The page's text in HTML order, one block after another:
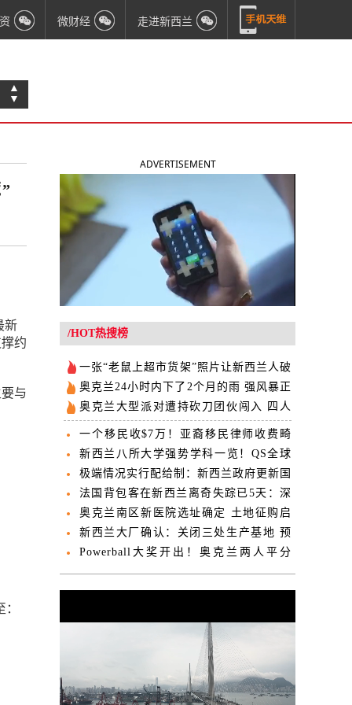
微财经 走进新西兰
▲
▼
新
约
与
ADVERTISEMENT
/HOT热搜榜
一张“老鼠上超市货架”照片让新西兰人破
防…罚单开出
奥克兰24小时内下了2个月的雨 强风暴正
“转场”南岛
奥克兰大型派对遭持砍刀团伙闯入 四人
受伤被送医
一个移民收$7万！亚裔移民律师收费畸
高被裁定“可耻”
新西兰八所大学强势学科一览！QS全球
大学学科排名出炉
极端情况实行配给制：新西兰政府更新国
家燃油应急计划
法国背包客在新西兰离奇失踪已5天：深
夜出门后未归
奥克兰南区新医院选址确定 土地征购启
动
新西兰大厂确认：关闭三处生产基地 预
计约300岗位被裁
Powerball大奖开出！奥克兰两人平分
2550万纽币大奖